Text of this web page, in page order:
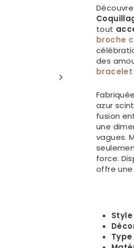
tout
broche
des
bracelet
azur
fusion
une
vagues.
force.
offre
Style
Type